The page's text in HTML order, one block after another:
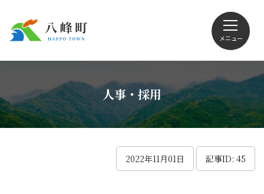
メニュー
Foreign language
人事・採用
2022年11月01日 記事ID: 45